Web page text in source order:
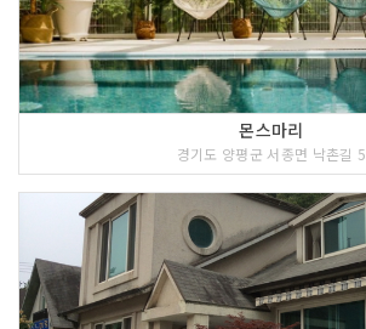
몬스마리
경기도 양평군 서종면 낙촌길 5